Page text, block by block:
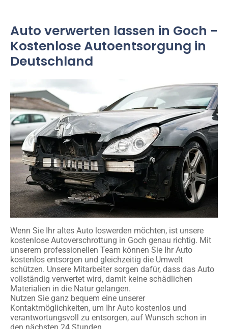
Auto verwerten lassen in Goch -
Kostenlose Autoentsorgung in
Deutschland
Wenn Sie Ihr altes Auto loswerden möchten, ist unsere
kostenlose Autoverschrottung in Goch genau richtig. Mit
unserem professionellen Team können Sie Ihr Auto
kostenlos entsorgen und gleichzeitig die Umwelt
schützen. Unsere Mitarbeiter sorgen dafür, dass das Auto
vollständig verwertet wird, damit keine schädlichen
Materialien in die Natur gelangen.
Nutzen Sie ganz bequem eine unserer
Kontaktmöglichkeiten, um Ihr Auto kostenlos und
verantwortungsvoll zu entsorgen, auf Wunsch schon in